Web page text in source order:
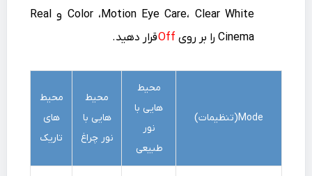
Color ،Motion Eye Care، Clear White و Real
Cinema را بر روی
Off قرار دهید.
Mode(تنظیمات)
محیط
هایی با
نور
طبیعی
محیط
هایی با
نور چراغ
محیط
های
تاریک